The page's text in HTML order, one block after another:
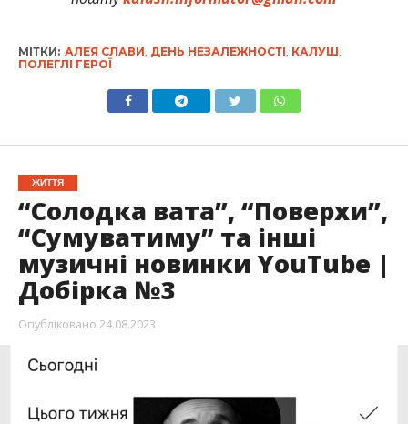
МІТКИ: АЛЕЯ СЛАВИ, ДЕНЬ НЕЗАЛЕЖНОСТІ, КАЛУШ,
ПОЛЕГЛІ ГЕРОЇ
ЖИТТЯ
“Солодка вата”, “Поверхи”,
“Сумуватиму” та інші
музичні новинки YouTube |
Добірка №3
Опубліковано 24.08.2023